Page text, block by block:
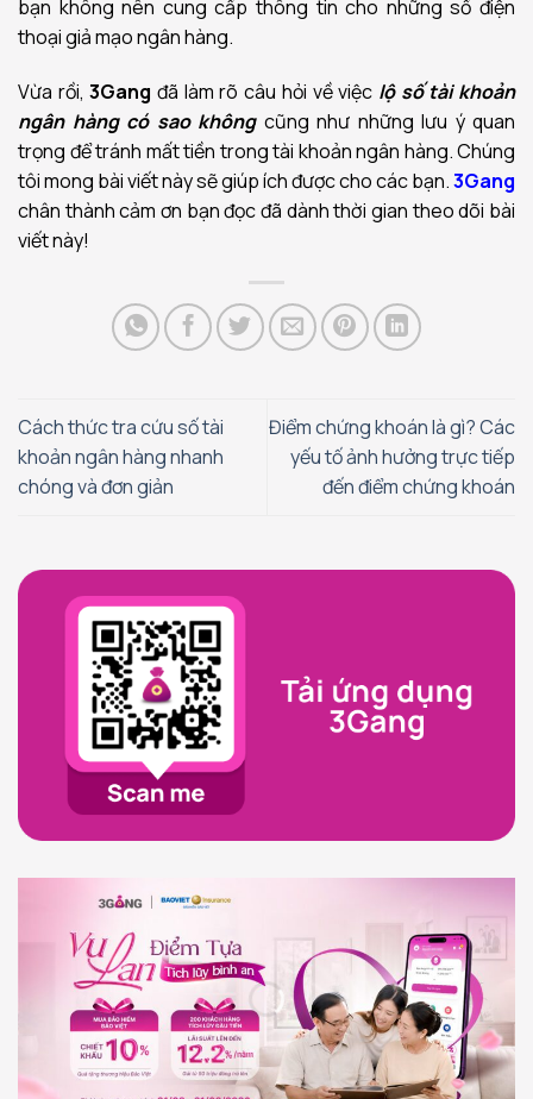
bạn không nên cung cấp thông tin cho những số điện
thoại giả mạo ngân hàng.
Vừa rồi,3Gang đã làm rõ câu hỏi về việc lộ số tài khoản
ngân hàng có sao không cũng như những lưu ý quan
trọng để tránh mất tiền trong tài khoản ngân hàng. Chúng
tôi mong bài viết này sẽ giúp ích được cho các bạn.3Gang
chân thành cảm ơn bạn đọc đã dành thời gian theo dõi bài
viết này!
Cách thức tra cứu số tài
khoản ngân hàng nhanh
chóng và đơn giản
Điểm chứng khoán là gì? Các
yếu tố ảnh hưởng trực tiếp
đến điểm chứng khoán